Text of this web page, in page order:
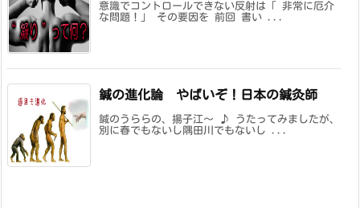
意識でコントロールできない反射は「 非常に厄介
な問題！」 その要因を 前回 書い ...
鍼の進化論 やばいぞ！日本の鍼灸師
鍼のうららの、揚子江～ ♪ うたってみましたが、
別に春でもないし隅田川でもないし ...